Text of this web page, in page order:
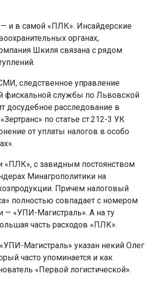
и в самой «ПЛК». Инсайдерские
органах,
Шкиля связана с рядом
следственное управление
фискальной службы по Львовской
досудебное расследование в
по статье ст.212-3 УК
от уплаты налогов в особо
«ПЛК», с завидным постоянством
Минагрополитики на
Причем налоговый
полностью совпадает с номером
— «УПИ-Магистраль». А на ту
часть расходов «ПЛК».
Магистраль» указан некий Олег
часто упоминается и как
«Первой логистической».